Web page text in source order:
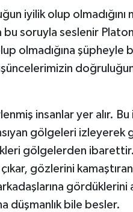
iyilik olup olmadığını
bu soruyla seslenir
olmadığına şüpheyle
insanlar yer alır. Bu
gölgeleri izleyerek
gölgelerden
gözlerini kamaştıran
gördüklerini
düşmanlık bile besler.